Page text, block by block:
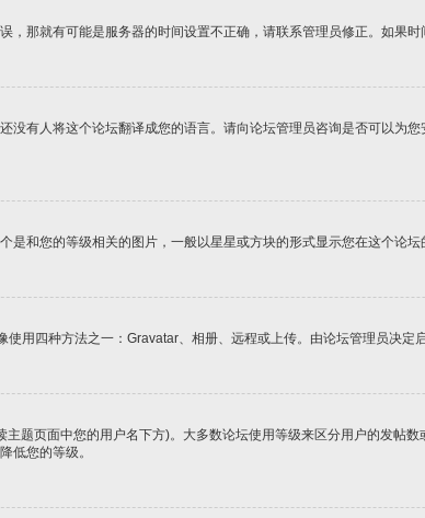
，那就有可能是服务器的时间设置不正确，请联系管理员修正。如果
没有人将这个论坛翻译成您的语言。请向论坛管理员咨询是否可以为
是和您的等级相关的图片，一般以星星或方块的形式显示您在这个论
使用四种方法之一：Gravatar、相册、远程或上传。由论坛管理员决
题页面中您的用户名下方)。大多数论坛使用等级来区分用户的发
低您的等级。